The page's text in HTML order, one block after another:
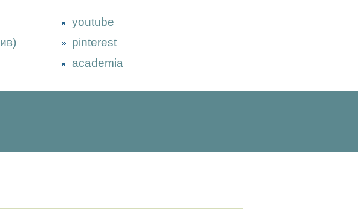
youtube
pinterest
academia